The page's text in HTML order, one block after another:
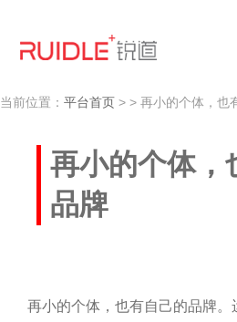
当前位置： 平台首页 > > 再小的个体，也
再小的个体，
品牌
再小的个体，也有自己的品牌。